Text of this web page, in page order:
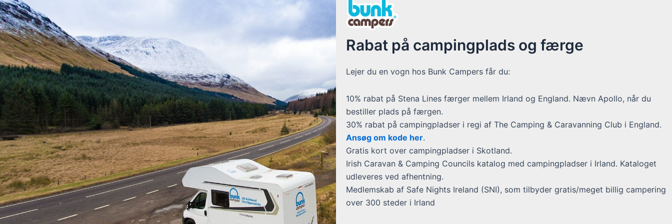
Rabat på campingplads og færge
Lejer du en vogn hos Bunk Campers får du:
10% rabat på Stena Lines færger mellem Irland og England. Nævn Apollo, når du
bestiller plads på færgen.
30% rabat på campingpladser i regi af The Camping & Caravanning Club i England.
Ansøg om kode her.
Gratis kort over campingpladser i Skotland.
Irish Caravan & Camping Councils katalog med campingpladser i Irland. Kataloget
udleveres ved afhentning.
Medlemskab af Safe Nights Ireland (SNI), som tilbyder gratis/meget billig campering
over 300 steder i Irland